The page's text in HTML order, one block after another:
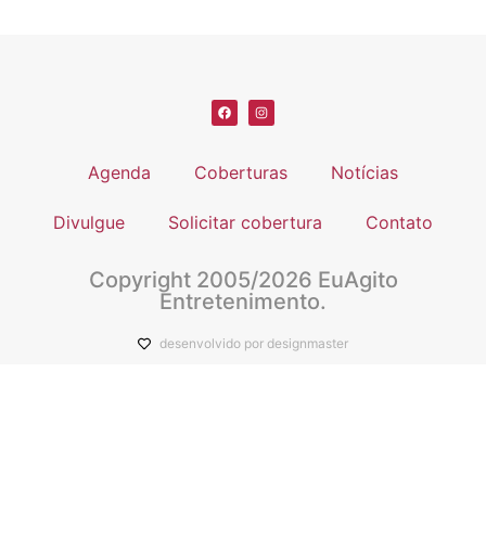
Agenda Coberturas Notícias
Divulgue Solicitar cobertura Contato
Copyright 2005/2026 EuAgito
Entretenimento.
desenvolvido por designmaster